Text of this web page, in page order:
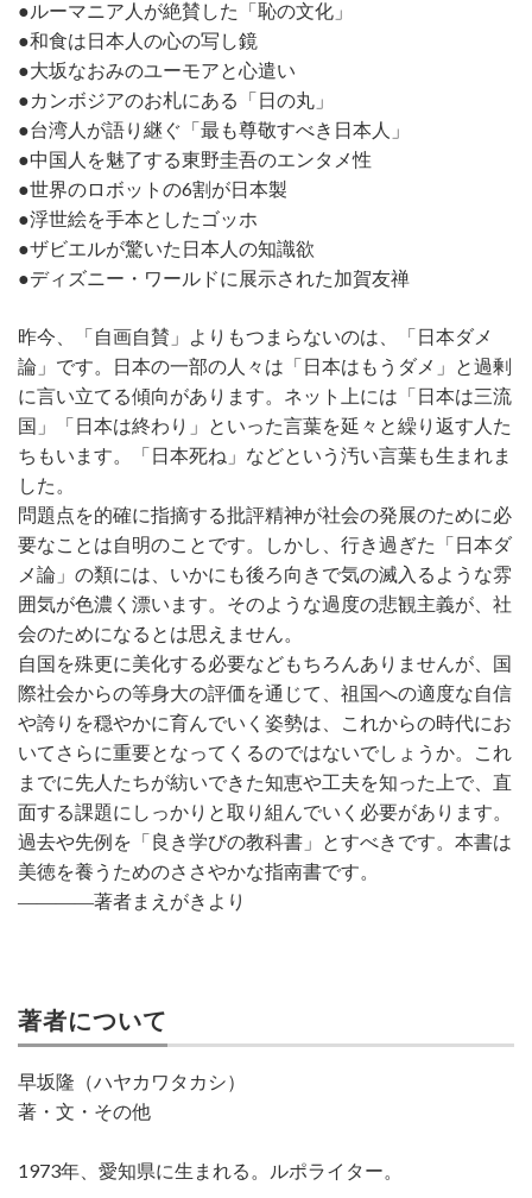
●ルーマニア人が絶賛した「恥の文化」
●和食は日本人の心の写し鏡
●大坂なおみのユーモアと心遣い
●カンボジアのお札にある「日の丸」
●台湾人が語り継ぐ「最も尊敬すべき日本人」
●中国人を魅了する東野圭吾のエンタメ性
●世界のロボットの6割が日本製
●浮世絵を手本としたゴッホ
●ザビエルが驚いた日本人の知識欲
●ディズニー・ワールドに展示された加賀友禅
昨今、「自画自賛」よりもつまらないのは、「日本ダメ
論」です。日本の一部の人々は「日本はもうダメ」と過剰
に言い立てる傾向があります。ネット上には「日本は三流
国」「日本は終わり」といった言葉を延々と繰り返す人た
ちもいます。「日本死ね」などという汚い言葉も生まれま
した。
問題点を的確に指摘する批評精神が社会の発展のために必
要なことは自明のことです。しかし、行き過ぎた「日本ダ
メ論」の類には、いかにも後ろ向きで気の滅入るような雰
囲気が色濃く漂います。そのような過度の悲観主義が、社
会のためになるとは思えません。
自国を殊更に美化する必要などもちろんありませんが、国
際社会からの等身大の評価を通じて、祖国への適度な自信
や誇りを穏やかに育んでいく姿勢は、これからの時代にお
いてさらに重要となってくるのではないでしょうか。これ
までに先人たちが紡いできた知恵や工夫を知った上で、直
面する課題にしっかりと取り組んでいく必要があります。
過去や先例を「良き学びの教科書」とすべきです。本書は
美徳を養うためのささやかな指南書です。
――――著者まえがきより
著者について
早坂隆（ハヤカワタカシ）
著・文・その他
1973年、愛知県に生まれる。ルポライター。